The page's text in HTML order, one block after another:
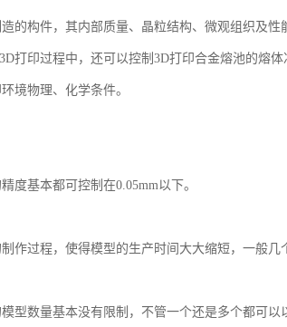
的构件，其内部质量、晶粒结构、微观组织及
打印过程中，还可以控制3D打印合金熔池的熔
境物理、化学条件。
度基本都可控制在0.05mm以下。
作过程，使得模型的生产时间大大缩短，一般几
型数量基本没有限制，不管一个还是多个都可以